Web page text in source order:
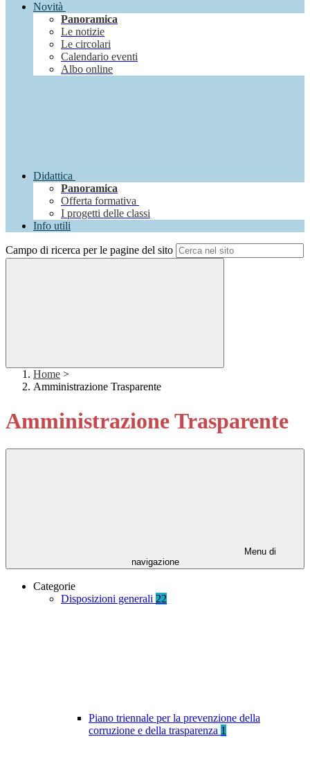
Novità
Panoramica
Le notizie
Le circolari
Calendario eventi
Albo online
Didattica
Panoramica
Offerta formativa
I progetti delle classi
Info utili
Campo di ricerca per le pagine del sito
Home >
Amministrazione Trasparente
Amministrazione Trasparente
Menu di
navigazione
Categorie
Disposizioni generali 22
Piano triennale per la prevenzione della
corruzione e della trasparenza 1